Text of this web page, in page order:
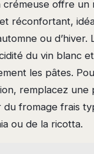
crémeuse offre un
réconfortant,
ou d’hiver.
du vin blanc
les pâtes.
remplacez une
du fromage frais
ou de la ricotta.